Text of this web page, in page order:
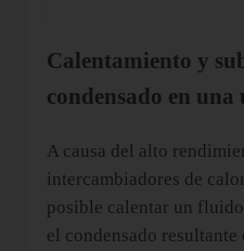
Calentamiento y
condensado en una
A causa del alto
intercambiadores de
posible calentar un
el condensado resultante